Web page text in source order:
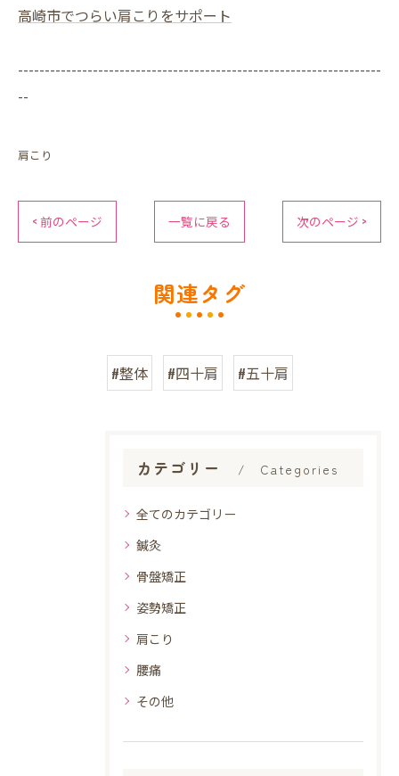
高崎市でつらい肩こりをサポート
--------------------------------------------------------------------
--
肩こり
< 前のページ 一覧に戻る 次のページ >
関連タグ
#整体 #四十肩 #五十肩
カテゴリー Categories
全てのカテゴリー
鍼灸
骨盤矯正
姿勢矯正
肩こり
腰痛
その他